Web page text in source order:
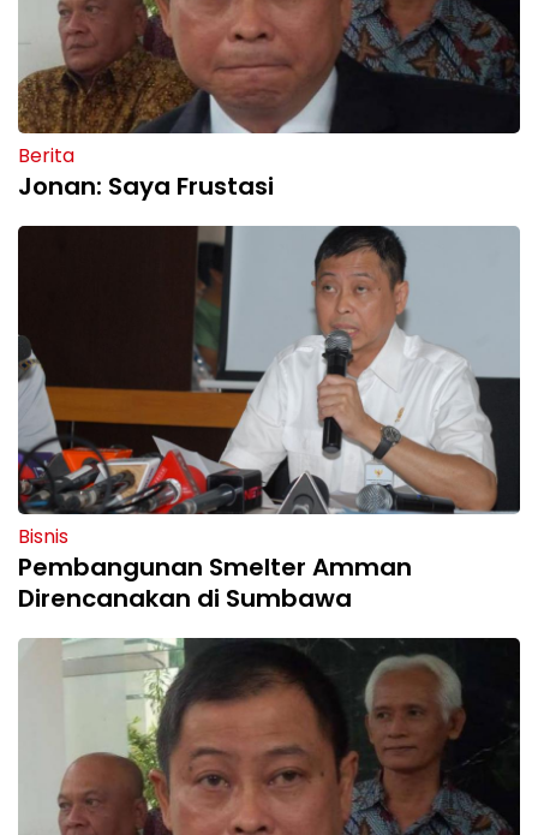
Berita
Jonan: Saya Frustasi
Bisnis
Pembangunan Smelter Amman
Direncanakan di Sumbawa